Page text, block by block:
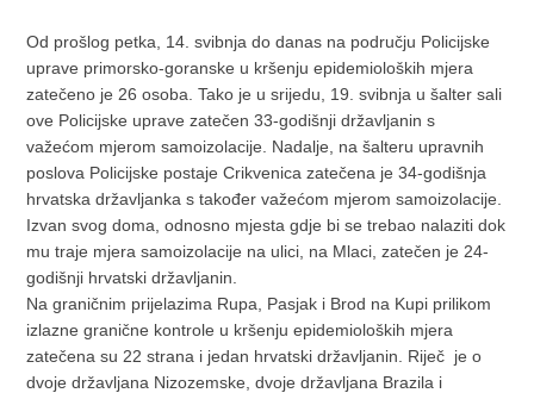
Od prošlog petka, 14. svibnja do danas na području Policijske
uprave primorsko-goranske u kršenju epidemioloških mjera
zatečeno je 26 osoba. Tako je u srijedu, 19. svibnja u šalter sali
ove Policijske uprave zatečen 33-godišnji državljanin s
važećom mjerom samoizolacije. Nadalje, na šalteru upravnih
poslova Policijske postaje Crikvenica zatečena je 34-godišnja
hrvatska državljanka s također važećom mjerom samoizolacije.
Izvan svog doma, odnosno mjesta gdje bi se trebao nalaziti dok
mu traje mjera samoizolacije na ulici, na Mlaci, zatečen je 24-
godišnji hrvatski državljanin.
Na graničnim prijelazima Rupa, Pasjak i Brod na Kupi prilikom
izlazne granične kontrole u kršenju epidemioloških mjera
zatečena su 22 strana i jedan hrvatski državljanin. Riječ je o
dvoje državljana Nizozemske, dvoje državljana Brazila i